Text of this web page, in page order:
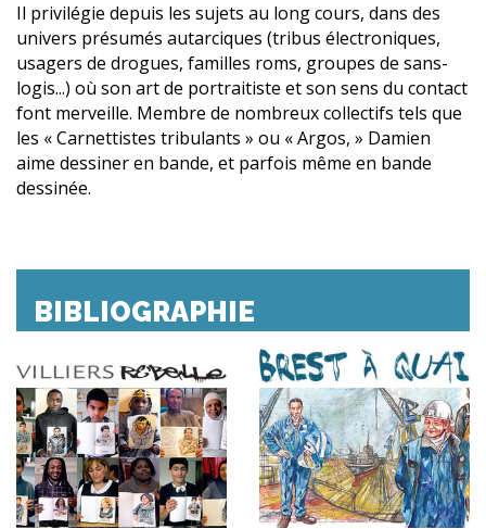
Il privilégie depuis les sujets au long cours, dans des
univers présumés autarciques (tribus électroniques,
usagers de drogues, familles roms, groupes de sans-
logis...) où son art de portraitiste et son sens du contact
font merveille. Membre de nombreux collectifs tels que
les « Carnettistes tribulants » ou « Argos, » Damien
aime dessiner en bande, et parfois même en bande
dessinée.
BIBLIOGRAPHIE